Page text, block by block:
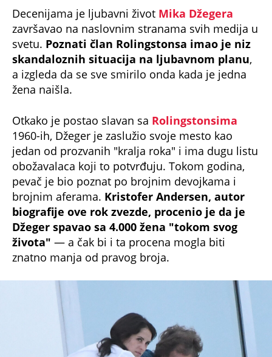
završavao na naslovnim stranama svih medija u
svetu.Poznati član Rolingstonsa imao je niz
skandaloznih situacija na ljubavnom planu,
a izgleda da se sve smirilo onda kada je jedna
žena naišla.
1960-ih, Džeger je zaslužio svoje mesto kao
jedan od prozvanih "kralja roka" i ima dugu listu
obožavalaca koji to potvrđuju. Tokom godina,
pevač je bio poznat po brojnim devojkama i
brojnim aferama.Kristofer Andersen, autor
biografije ove rok zvezde, procenio je da je
Džeger spavao sa 4.000 žena "tokom svog
života" — a čak bi i ta procena mogla biti
znatno manja od pravog broja.